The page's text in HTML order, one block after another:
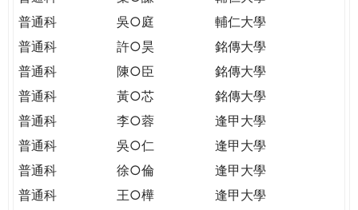
CITIZENSHIP
普通科
吳○庭
輔仁大學
普通科
許○昊
銘傳大學
普通科
陳○臣
銘傳大學
普通科
黃○芯
銘傳大學
普通科
李○蓉
逢甲大學
普通科
吳○仁
逢甲大學
普通科
徐○倫
逢甲大學
普通科
王○樺
逢甲大學